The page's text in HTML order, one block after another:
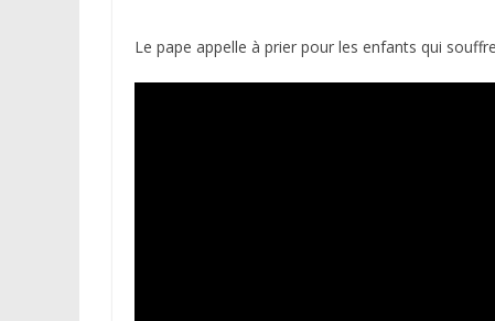
Le pape appelle à prier pour les enfants qui